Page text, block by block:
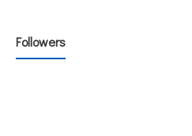
Followers